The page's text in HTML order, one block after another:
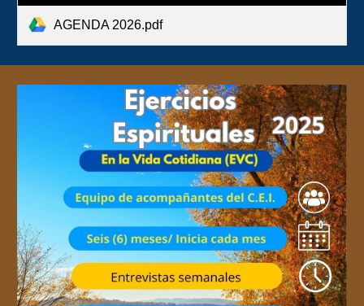
AGENDA 2026.pdf